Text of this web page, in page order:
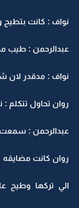
نواف : كانت
عبدالرحمن : طيب
نواف : مدقدر لان
روان تحاول تتكلم :
عبدالرحمن :
روان كانت
الي تركها وطيح